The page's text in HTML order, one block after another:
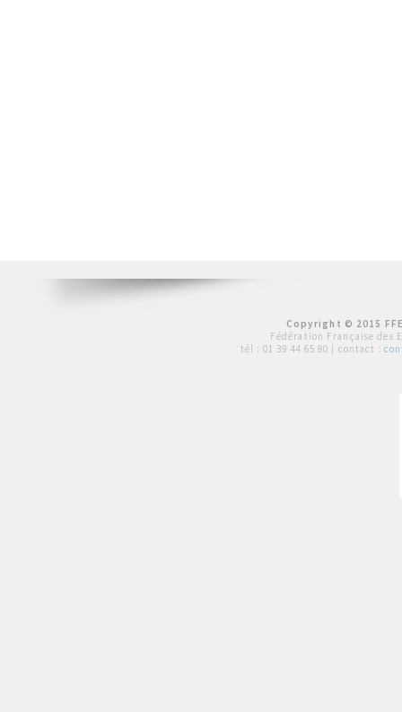
Copyright © 2015
Fédération Française des
tél : 01 39 44 65 80 | contact :